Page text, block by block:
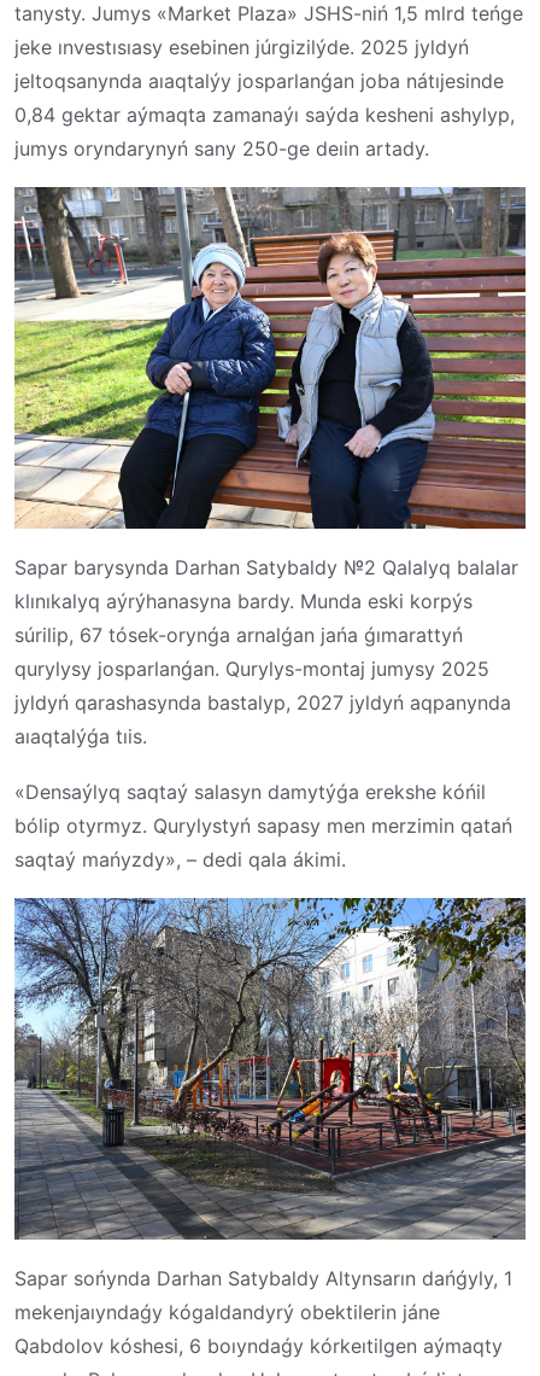
tanysty. Jumys «Market Plaza» JSHS-niń 1,5 mlrd teńge
jeke ınvestısıasy esebinen júrgizilýde. 2025 jyldyń
jeltoqsanynda aıaqtalýy josparlanǵan joba nátıjesinde
0,84 gektar aýmaqta zamanaýı saýda kesheni ashylyp,
jumys oryndarynyń sany 250-ge deıin artady.
Sapar barysynda Darhan Satybaldy №2 Qalalyq balalar
klınıkalyq aýrýhanasyna bardy. Munda eski korpýs
súrilip, 67 tósek-orynǵa arnalǵan jańa ǵımarattyń
qurylysy josparlanǵan. Qurylys-montaj jumysy 2025
jyldyń qarashasynda bastalyp, 2027 jyldyń aqpanynda
aıaqtalýǵa tıis.
«Densaýlyq saqtaý salasyn damytýǵa erekshe kóńil
bólip otyrmyz. Qurylystyń sapasy men merzimin qatań
saqtaý mańyzdy», – dedi qala ákimi.
Sapar sońynda Darhan Satybaldy Altynsarın dańǵyly, 1
mekenjaıyndaǵy kógaldandyrý obektilerin jáne
Qabdolov kóshesi, 6 boıyndaǵy kórkeıtilgen aýmaqty